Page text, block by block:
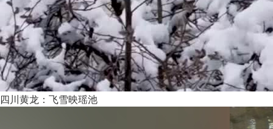
四川黄龙：飞雪映瑶池